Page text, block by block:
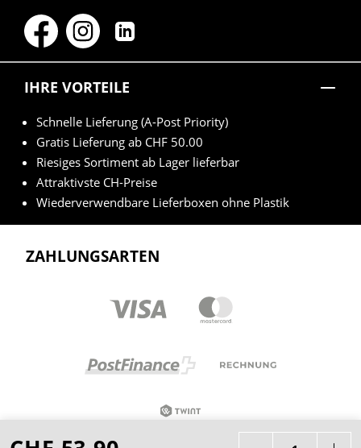
IHRE VORTEILE
Schnelle Lieferung (A-Post Priority)
Gratis Lieferung ab CHF 50.00
Riesiges Sortiment ab Lager lieferbar
Attraktivste CH-Preise
Wiederverwendbare Lieferboxen ohne Plastik
ZAHLUNGSARTEN